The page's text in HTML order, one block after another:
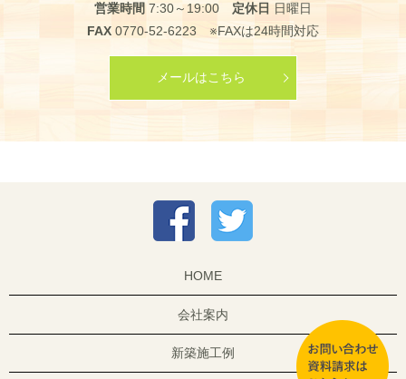
営業時間 7:30～19:00 定休日 日曜日
FAX 0770-52-6223 ※FAXは24時間対応
メールはこちら
HOME
会社案内
新築施工例